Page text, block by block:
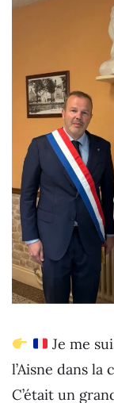
Je me
l’Aisne dans
C’était un